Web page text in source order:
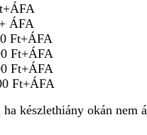
ÁFA
Ft+ÁFA
Ft+ÁFA
Ft+ÁFA
Ft+ÁFA
ha készlethiány okán nem